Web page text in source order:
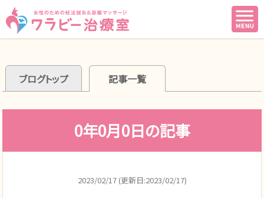
ブログトップ 記事一覧
0年0月0日の記事
2023/02/17 (更新日:2023/02/17)